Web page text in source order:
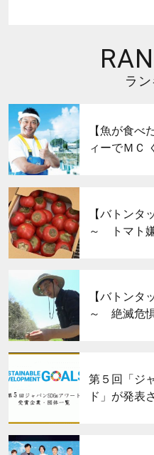
ラ
サムネイル
【魚が食べ
ィーでＭＣ
【バトンタ
～ トマト
【バトンタ
～ 絶滅危
サムネイル
第５回「ジ
ド」が発表
サムネイル